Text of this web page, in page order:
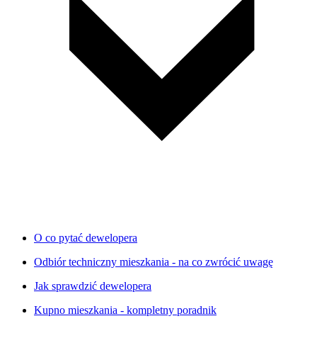
O co pytać dewelopera
Odbiór techniczny mieszkania - na co zwrócić uwagę
Jak sprawdzić dewelopera
Kupno mieszkania - kompletny poradnik